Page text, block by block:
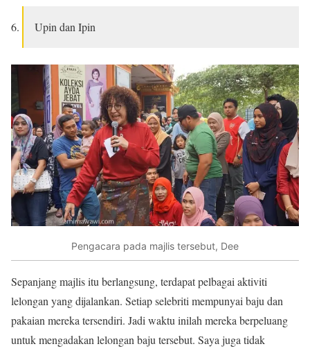
Upin dan Ipin
Pengacara pada majlis tersebut, Dee
Sepanjang majlis itu berlangsung, terdapat pelbagai aktiviti
lelongan yang dijalankan. Setiap selebriti mempunyai baju dan
pakaian mereka tersendiri. Jadi waktu inilah mereka berpeluang
untuk mengadakan lelongan baju tersebut. Saya juga tidak